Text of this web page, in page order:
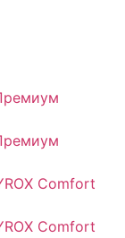
Comfort
Comfort